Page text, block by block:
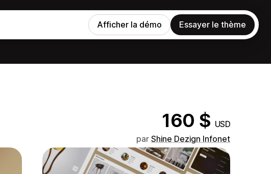
Afficher la démo Essayer le thème
160 $ USD
par Shine Dezign Infonet